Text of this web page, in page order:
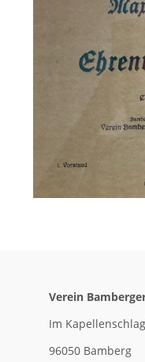
Verein
Im
96050 Bamberg